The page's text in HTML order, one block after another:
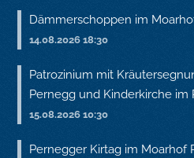
Dämmerschoppen im
14.08.2026 18:30
Patrozinium mit
Pernegg und Kinderkirche im
15.08.2026 10:30
Pernegger Kirtag im Moarhof